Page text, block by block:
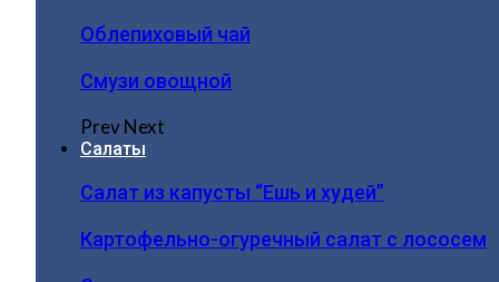
Облепиховый чай
Смузи овощной
PrevNext
Салаты
Салат из капусты “Ешь и худей”
Картофельно-огуречный салат с лососем